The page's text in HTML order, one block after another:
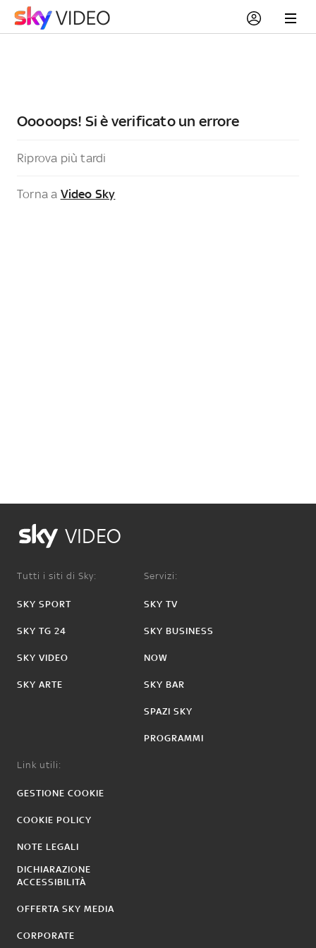
Ooooops! Si è verificato un errore
Riprova più tardi
Torna a Video Sky
VIDEO
Tutti i siti di Sky:
SKY SPORT
SKY TG 24
SKY VIDEO
SKY ARTE
Servizi:
SKY TV
SKY BUSINESS
NOW
SKY BAR
SPAZI SKY
PROGRAMMI
Link utili:
GESTIONE COOKIE
COOKIE POLICY
NOTE LEGALI
DICHIARAZIONE
ACCESSIBILITÀ
OFFERTA SKY MEDIA
CORPORATE